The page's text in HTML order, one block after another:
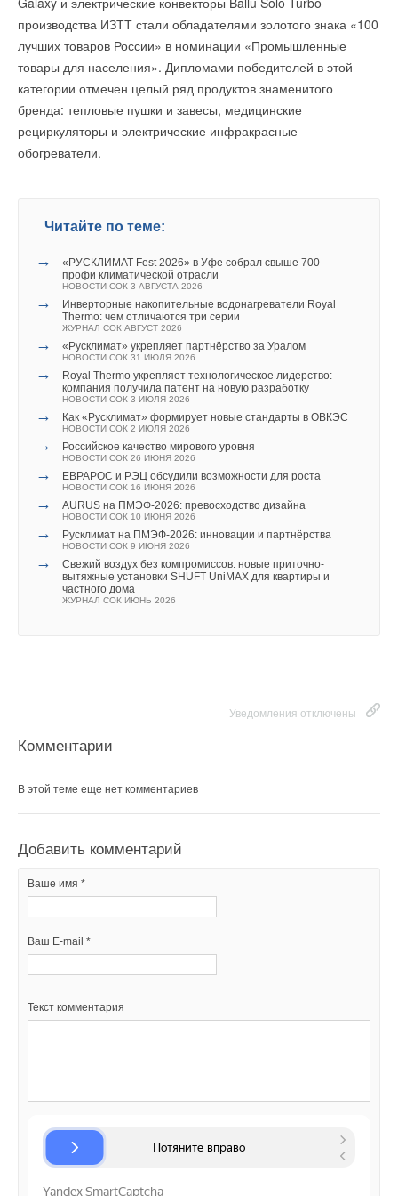
производства ИЗТТ стали обладателями золотого знака «100
лучших товаров России» в номинации «Промышленные
товары для населения». Дипломами победителей в этой
категории отмечен целый ряд продуктов знаменитого
бренда: тепловые пушки и завесы, медицинские
рециркуляторы и электрические инфракрасные
обогреватели.
Читайте по теме:
→
«РУСКЛИМАТ Fest 2026» в Уфе собрал свыше 700
профи климатической отрасли
НОВОСТИ СОК 3 АВГУСТА 2026
→
Инверторные накопительные водонагреватели Royal
Thermo: чем отличаются три серии
ЖУРНАЛ СОК АВГУСТ 2026
→ «Русклимат» укрепляет партнёрство за Уралом
НОВОСТИ СОК 31 ИЮЛЯ 2026
→
Royal Thermo укрепляет технологическое лидерство:
компания получила патент на новую разработку
НОВОСТИ СОК 3 ИЮЛЯ 2026
→ Как «Русклимат» формирует новые стандарты в ОВКЭС
НОВОСТИ СОК 2 ИЮЛЯ 2026
→ Российское качество мирового уровня
НОВОСТИ СОК 26 ИЮНЯ 2026
→ ЕВРАРОС и РЭЦ обсудили возможности для роста
НОВОСТИ СОК 16 ИЮНЯ 2026
→ AURUS на ПМЭФ-2026: превосходство дизайна
НОВОСТИ СОК 10 ИЮНЯ 2026
→ Русклимат на ПМЭФ-2026: инновации и партнёрства
НОВОСТИ СОК 9 ИЮНЯ 2026
→
Свежий воздух без компромиссов: новые приточно-
вытяжные установки SHUFT UniMAX для квартиры и
частного дома
ЖУРНАЛ СОК ИЮНЬ 2026
Уведомления отключены
Комментарии
В этой теме еще нет комментариев
Добавить комментарий
Ваше имя *
Ваш E-mail *
Текст комментария
НОВОСТИ СОК 3 АВГУСТА 2026
Комментарии
Добавить комментарий
Ваш E-mail *
Текст комментария
→
За три года в РФ введено 5 ГВт генерирующих
мощностей
→
Подмосковное ЖКХ не выдержало рождественских
морозов
Комментарии
В этой теме еще нет комментариев
Добавить комментарий
Ваше имя *
Ваш E-mail *
Текст комментария
В этой теме еще нет комментариев
Добавить комментарий
Ваш E-mail *
Текст комментария
В этой теме еще нет комментариев
Добавить комментарий